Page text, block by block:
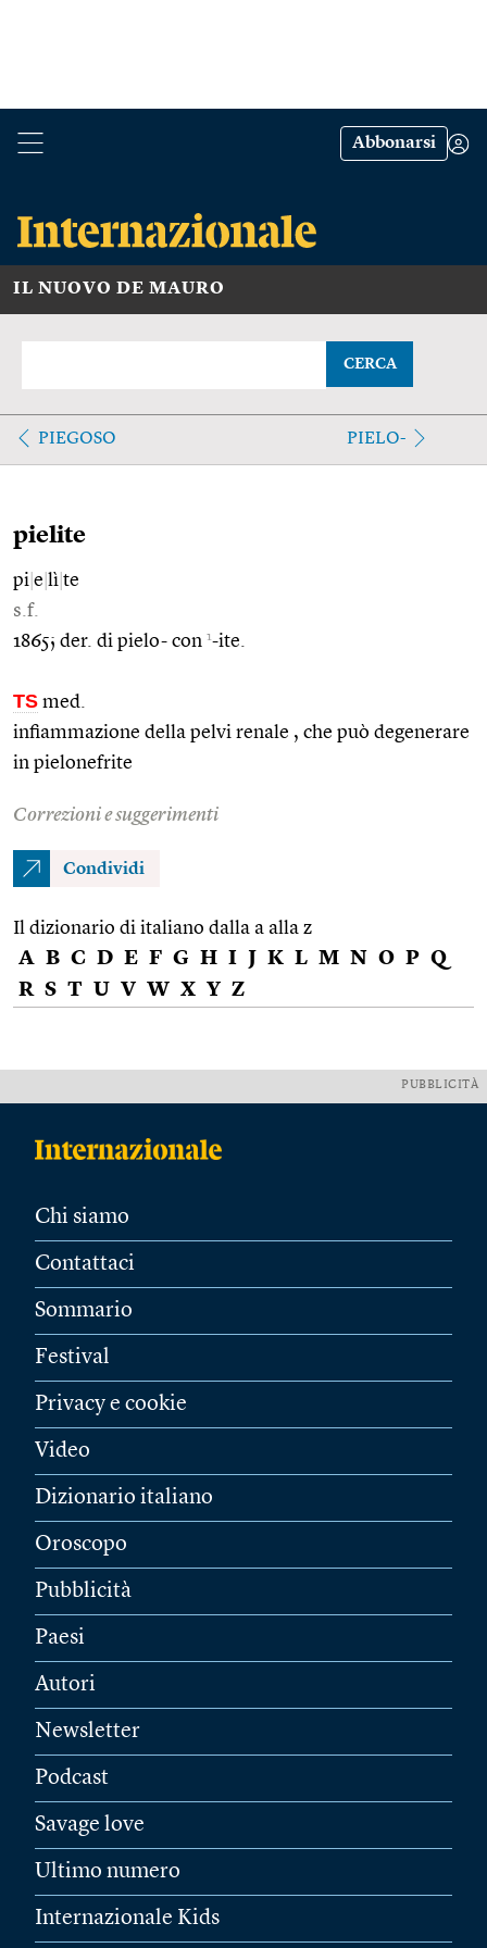
Abbonarsi
IL NUOVO DE MAURO
CERCA
PIEGOSO PIELO-
pielite
pi e lì te
s.f.
1865; der. di pielo- con 1-ite.
TS med.
infiammazione della pelvi renale , che può degenerare
in pielonefrite
Correzioni e suggerimenti
Condividi
Il dizionario di italiano dalla a alla z
A B C D E F G H I J K L M N O P Q
R S T U V W X Y Z
PUBBLICITÀ
Chi siamo
Contattaci
Sommario
Festival
Privacy e cookie
Video
Dizionario italiano
Oroscopo
Pubblicità
Paesi
Autori
Newsletter
Podcast
Savage love
Ultimo numero
Internazionale Kids